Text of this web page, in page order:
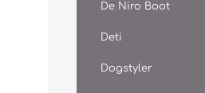
De Niro Boot
Deti
Dogstyler